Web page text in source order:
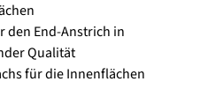
den End-Anstrich in
Qualität
für die Innenflächen